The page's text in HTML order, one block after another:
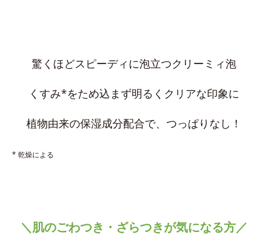
驚くほどスピーディに泡立つクリーミィ泡
くすみ*をため込まず明るくクリアな印象に
植物由来の保湿成分配合で、つっぱりなし！
* 乾燥による
＼肌のごわつき・ざらつきが気になる方／